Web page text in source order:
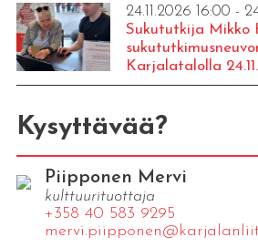
24.11.2026 16:00 -
Sukututkija Mikko
Karjalatalolla 24.11.
Kysyttävää?
Piipponen Mervi
kulttuurituottaja
+358 40 583 9295